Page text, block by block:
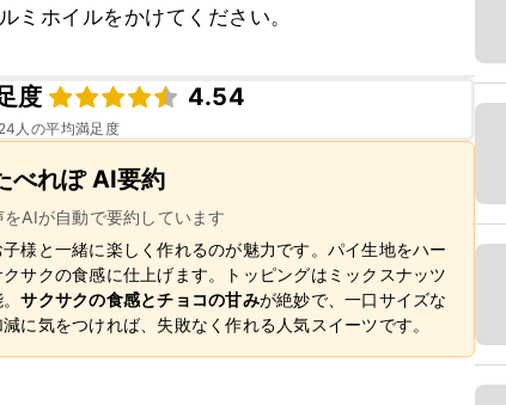
ミホイルをかけてください。
度
4.54
24 人の平均満足度
べれぽ AI要約
AIが自動で要約しています
様と一緒に楽しく作れるのが魅力です。パイ生地をハー
サクの食感に仕上げます。トッピングはミックスナッツ
。サクサクの食感とチョコの甘みが絶妙で、一口サイズな
に気をつければ、失敗なく作れる人気スイーツです。